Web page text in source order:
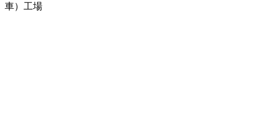
車）工場